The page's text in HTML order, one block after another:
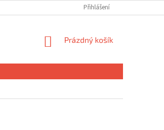
Přihlášení
NÁKUPNÍ
Prázdný košík